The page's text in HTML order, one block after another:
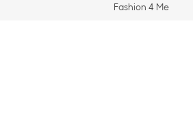
Fashion 4 Me